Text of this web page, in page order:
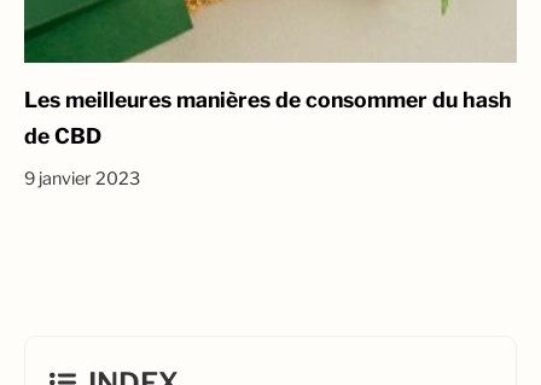
Les meilleures manières de consommer du hash
de CBD
9 janvier 2023